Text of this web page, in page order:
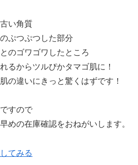
い角質
ぷつぷつした部分
のゴワゴワしたところ
るからツルぴかタマゴ肌に！
の違いにきっと驚くはずです！
すので
めの在庫確認をおねがいします。
てみる